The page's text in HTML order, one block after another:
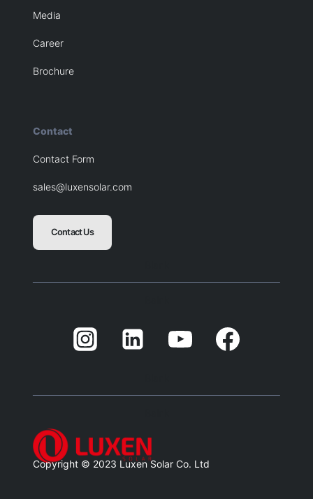
Media
Career
Brochure
Contact
Contact Form
sales@luxensolar.com
Contact Us
Copyright © 2023 Luxen Solar Co. Ltd